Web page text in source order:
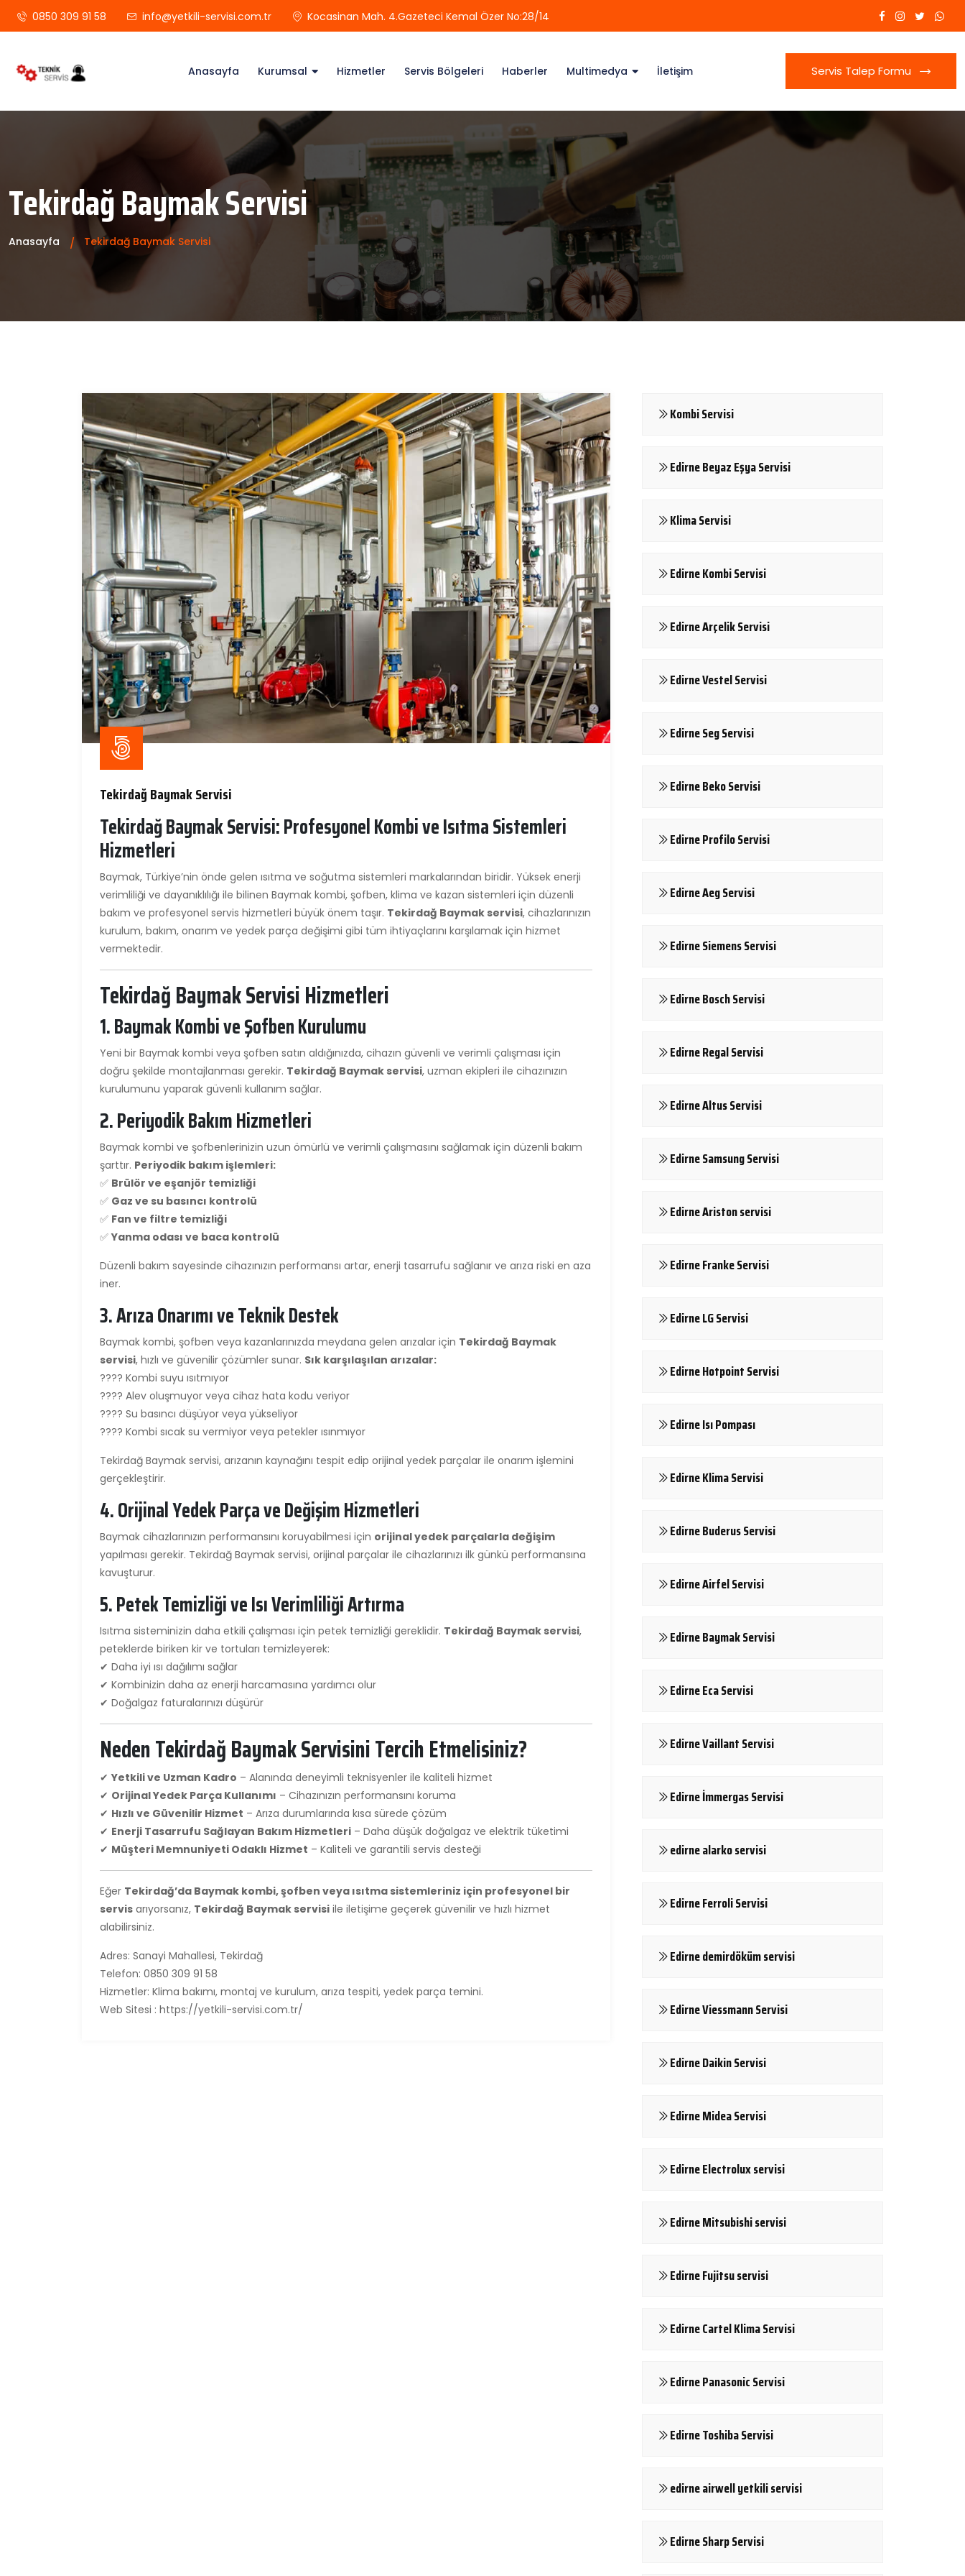
0850 309 91 58 info@yetkili-servisi.com.tr Kocasinan Mah. 4.Gazeteci Kemal Özer No:28/14
Anasayfa Kurumsal Hizmetler Servis Bölgeleri Haberler Multimedya İletişim Servis Talep Formu
Tekirdağ Baymak Servisi
Anasayfa Tekirdağ Baymak Servisi
Tekirdağ Baymak Servisi
Tekirdağ Baymak Servisi: Profesyonel Kombi ve Isıtma Sistemleri
Hizmetleri
Baymak, Türkiye’nin önde gelen ısıtma ve soğutma sistemleri markalarından biridir. Yüksek enerji
verimliliği ve dayanıklılığı ile bilinen Baymak kombi, şofben, klima ve kazan sistemleri için düzenli
bakım ve profesyonel servis hizmetleri büyük önem taşır. Tekirdağ Baymak servisi, cihazlarınızın
kurulum, bakım, onarım ve yedek parça değişimi gibi tüm ihtiyaçlarını karşılamak için hizmet
vermektedir.
Tekirdağ Baymak Servisi Hizmetleri
1. Baymak Kombi ve Şofben Kurulumu
Yeni bir Baymak kombi veya şofben satın aldığınızda, cihazın güvenli ve verimli çalışması için
doğru şekilde montajlanması gerekir. Tekirdağ Baymak servisi, uzman ekipleri ile cihazınızın
kurulumunu yaparak güvenli kullanım sağlar.
2. Periyodik Bakım Hizmetleri
Baymak kombi ve şofbenlerinizin uzun ömürlü ve verimli çalışmasını sağlamak için düzenli bakım
şarttır. Periyodik bakım işlemleri:
✅ Brülör ve eşanjör temizliği
✅ Gaz ve su basıncı kontrolü
✅ Fan ve filtre temizliği
✅Yanma odası ve baca kontrolü
Düzenli bakım sayesinde cihazınızın performansı artar, enerji tasarrufu sağlanır ve arıza riski en aza
iner.
3. Arıza Onarımı ve Teknik Destek
Baymak kombi, şofben veya kazanlarınızda meydana gelen arızalar için Tekirdağ Baymak
servisi, hızlı ve güvenilir çözümler sunar. Sık karşılaşılan arızalar:
???? Kombi suyu ısıtmıyor
???? Alev oluşmuyor veya cihaz hata kodu veriyor
???? Su basıncı düşüyor veya yükseliyor
???? Kombi sıcak su vermiyor veya petekler ısınmıyor
Tekirdağ Baymak servisi, arızanın kaynağını tespit edip orijinal yedek parçalar ile onarım işlemini
gerçekleştirir.
4. Orijinal Yedek Parça ve Değişim Hizmetleri
Baymak cihazlarınızın performansını koruyabilmesi için orijinal yedek parçalarla değişim
yapılması gerekir. Tekirdağ Baymak servisi, orijinal parçalar ile cihazlarınızı ilk günkü performansına
kavuşturur.
5. Petek Temizliği ve Isı Verimliliği Artırma
Isıtma sisteminizin daha etkili çalışması için petek temizliği gereklidir. Tekirdağ Baymak servisi,
peteklerde biriken kir ve tortuları temizleyerek:
✔ Daha iyi ısı dağılımı sağlar
✔ Kombinizin daha az enerji harcamasına yardımcı olur
✔ Doğalgaz faturalarınızı düşürür
Neden Tekirdağ Baymak Servisini Tercih Etmelisiniz?
✔Yetkili ve Uzman Kadro – Alanında deneyimli teknisyenler ile kaliteli hizmet
✔ Orijinal Yedek Parça Kullanımı – Cihazınızın performansını koruma
✔ Hızlı ve Güvenilir Hizmet – Arıza durumlarında kısa sürede çözüm
✔ Enerji Tasarrufu Sağlayan Bakım Hizmetleri – Daha düşük doğalgaz ve elektrik tüketimi
✔ Müşteri Memnuniyeti Odaklı Hizmet – Kaliteli ve garantili servis desteği
Eğer Tekirdağ’da Baymak kombi, şofben veya ısıtma sistemleriniz için profesyonel bir
servis arıyorsanız, Tekirdağ Baymak servisi ile iletişime geçerek güvenilir ve hızlı hizmet
alabilirsiniz.
Adres: Sanayi Mahallesi, Tekirdağ
Telefon: 0850 309 91 58
Hizmetler: Klima bakımı, montaj ve kurulum, arıza tespiti, yedek parça temini.
Web Sitesi : https://yetkili-servisi.com.tr/
Kombi Servisi
Edirne Beyaz Eşya Servisi
Klima Servisi
Edirne Kombi Servisi
Edirne Arçelik Servisi
Edirne Vestel Servisi
Edirne Seg Servisi
Edirne Beko Servisi
Edirne Profilo Servisi
Edirne Aeg Servisi
Edirne Siemens Servisi
Edirne Bosch Servisi
Edirne Regal Servisi
Edirne Altus Servisi
Edirne Samsung Servisi
Edirne Ariston servisi
Edirne Franke Servisi
Edirne LG Servisi
Edirne Hotpoint Servisi
Edirne Isı Pompası
Edirne Klima Servisi
Edirne Buderus Servisi
Edirne Airfel Servisi
Edirne Baymak Servisi
Edirne Eca Servisi
Edirne Vaillant Servisi
Edirne İmmergas Servisi
edirne alarko servisi
Edirne Ferroli Servisi
Edirne demirdöküm servisi
Edirne Viessmann Servisi
Edirne Daikin Servisi
Edirne Midea Servisi
Edirne Electrolux servisi
Edirne Mitsubishi servisi
Edirne Fujitsu servisi
Edirne Cartel Klima Servisi
Edirne Panasonic Servisi
Edirne Toshiba Servisi
edirne airwell yetkili servisi
Edirne Sharp Servisi